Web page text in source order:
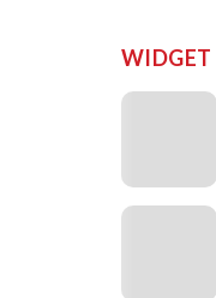
WIDGET